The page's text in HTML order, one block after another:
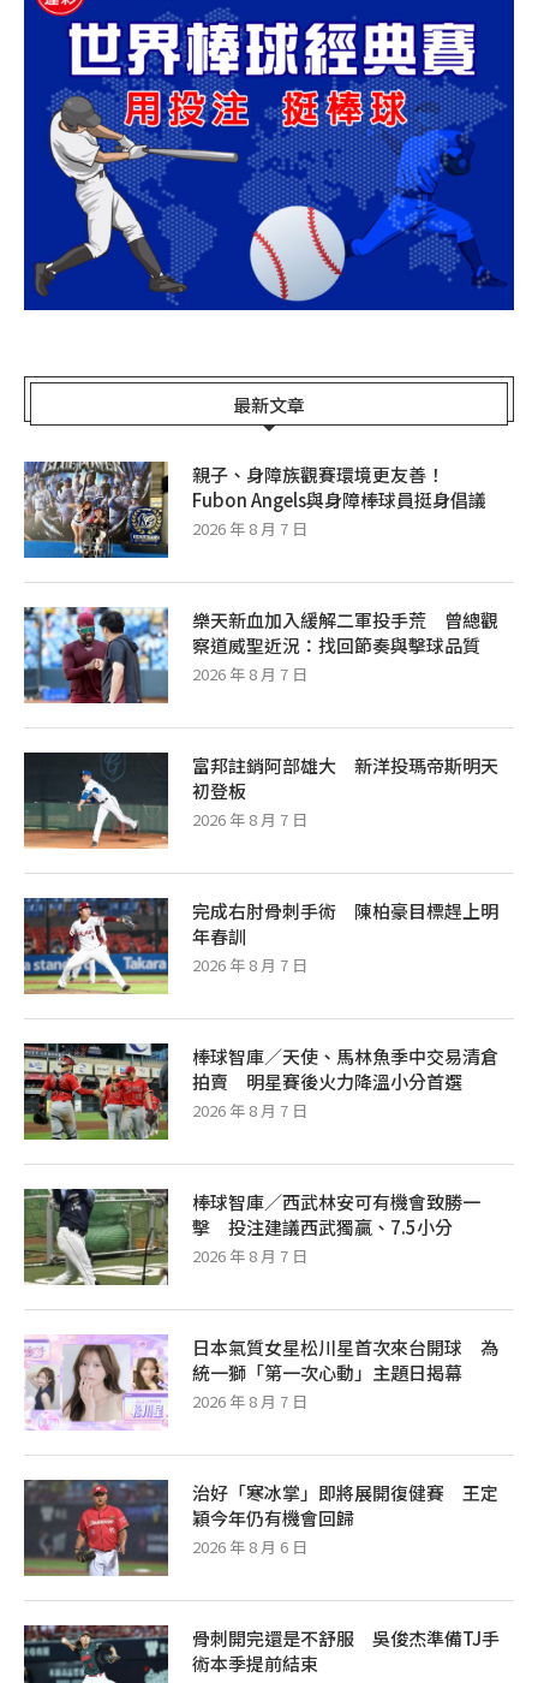
最新文章
親子、身障族觀賽環境更友善！
Fubon Angels與身障棒球員挺身倡議
2026 年 8 月 7 日
樂天新血加入緩解二軍投手荒 曾總觀
察道威聖近況：找回節奏與擊球品質
2026 年 8 月 7 日
富邦註銷阿部雄大 新洋投瑪帝斯明天
初登板
2026 年 8 月 7 日
完成右肘骨刺手術 陳柏豪目標趕上明
年春訓
2026 年 8 月 7 日
棒球智庫／天使、馬林魚季中交易清倉
拍賣 明星賽後火力降溫小分首選
2026 年 8 月 7 日
棒球智庫／西武林安可有機會致勝一
擊 投注建議西武獨贏、7.5小分
2026 年 8 月 7 日
日本氣質女星松川星首次來台開球 為
統一獅「第一次心動」主題日揭幕
2026 年 8 月 7 日
治好「寒冰掌」即將展開復健賽 王定
穎今年仍有機會回歸
2026 年 8 月 6 日
骨刺開完還是不舒服 吳俊杰準備TJ手
術本季提前結束